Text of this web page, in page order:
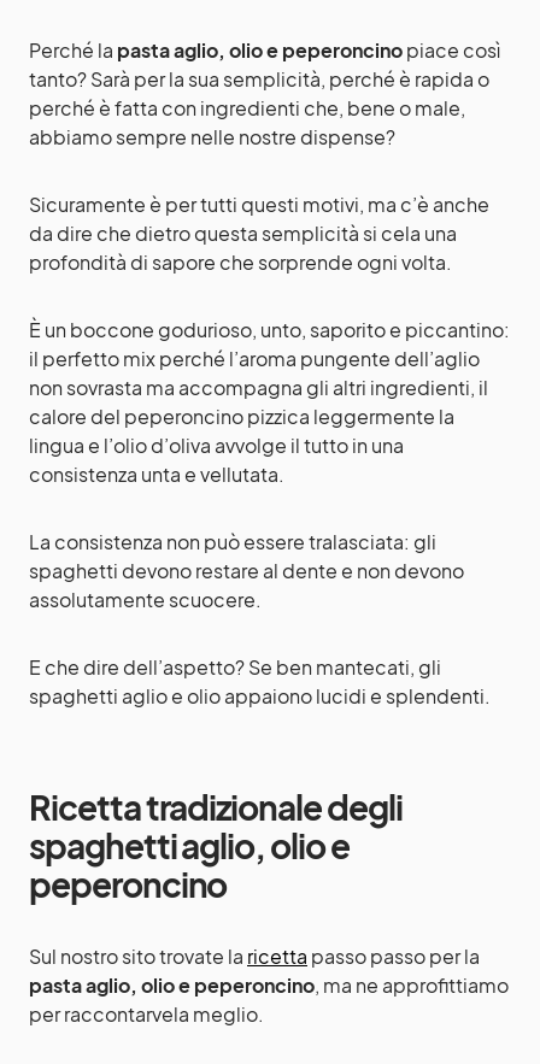
Perché la pasta aglio, olio e peperoncinopiace così
tanto? Sarà per la sua semplicità, perché è rapida o
perché è fatta con ingredienti che, bene o male,
abbiamo sempre nelle nostre dispense?
Sicuramente è per tutti questi motivi, ma c’è anche
da dire che dietro questa semplicità si cela una
profondità di sapore che sorprende ogni volta.
È un boccone godurioso, unto, saporito e piccantino:
il perfetto mix perché l’aroma pungente dell’aglio
non sovrasta ma accompagna gli altri ingredienti, il
calore del peperoncino pizzica leggermente la
lingua e l’olio d’oliva avvolge il tutto in una
consistenza unta e vellutata.
La consistenza non può essere tralasciata: gli
spaghetti devono restare al dente e non devono
assolutamente scuocere.
E che dire dell’aspetto? Se ben mantecati, gli
spaghetti aglio e olio appaiono lucidi e splendenti.
Ricetta tradizionale degli
spaghetti aglio, olio e
peperoncino
Sul nostro sito trovate la ricetta passo passo per la
pasta aglio, olio e peperoncino, ma ne approfittiamo
per raccontarvela meglio.